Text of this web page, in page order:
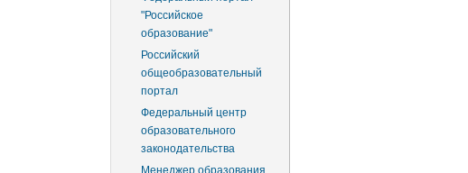
"Российское
образование"
Российский
общеобразовательный
портал
Федеральный центр
образовательного
законодательства
Менеджер образования